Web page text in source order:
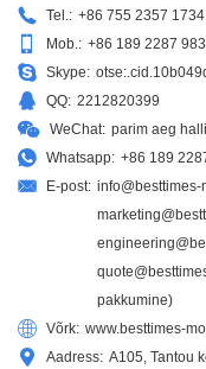
Tel.: +86 755 2357 1734
Mob.: +86 189 2287
Skype:
QQ: 2212820399
WeChat: parim aeg
Whatsapp: +86 189
E-post: info@besttimes-
pakkumine)
Võrk: www.besttimes-
Aadress: A105, Tantou